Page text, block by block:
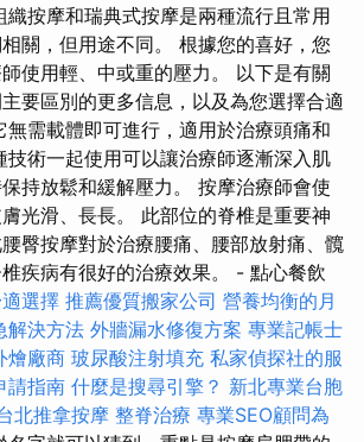
織按摩和瑞典式按摩是兩種流行且常用
關，但用途不同。 根據您的喜好，您
使用輕、中或重的壓力。 以下是有關
要區別的更多信息，以及為您選擇合適
需載體即可進行，適用於治療頭痛和
技術一起使用可以讓治療師逐漸深入肌
持放鬆和緩解壓力。 按摩治療師會使
光滑、長長。 此部位的脊椎是重要神
臀按摩對於治療腰痛、腰部放射痛、髖
疾病有很好的治療效果。 - 點心餐飲
選擇 推薦優質搬家公司 營養均衡的月
解決方法 外牆漏水修復方案 專業記帳士
燴廠商 玻尿酸注射填充 私家偵探社的服
請指南 什麼是搜尋引擎？ 新北專業台胞
北推拿按摩 整脊治療 專業SEO顧問為